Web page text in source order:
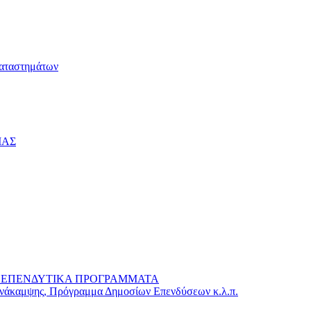
ΕΠΕΝΔΥΤΙΚΑ ΠΡΟΓΡΑΜΜΑΤΑ
Πρόγραμμα Δημοσίων Επενδύσεων κ.λ.π.